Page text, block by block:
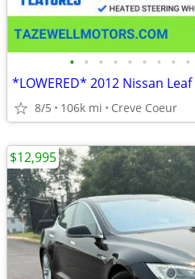
• • • • • • • • •
*LOWERED* 2012 Nissan Leaf
8/5 106k mi Creve Coeur
$12,995